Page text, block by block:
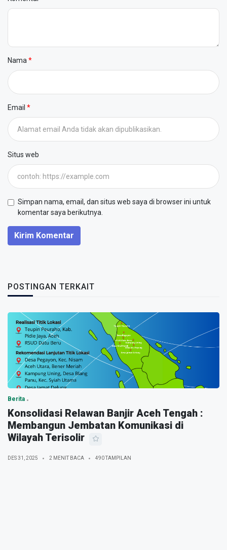
Nama
Email
Situs web
Simpan nama, email, dan situs web saya di browser ini untuk
komentar saya berikutnya.
Kirim Komentar
POSTINGAN TERKAIT
Berita
Konsolidasi Relawan Banjir Aceh Tengah :
Membangun Jembatan Komunikasi di
Wilayah Terisolir
DES 31, 2025 2 MENIT BACA 490 TAMPILAN